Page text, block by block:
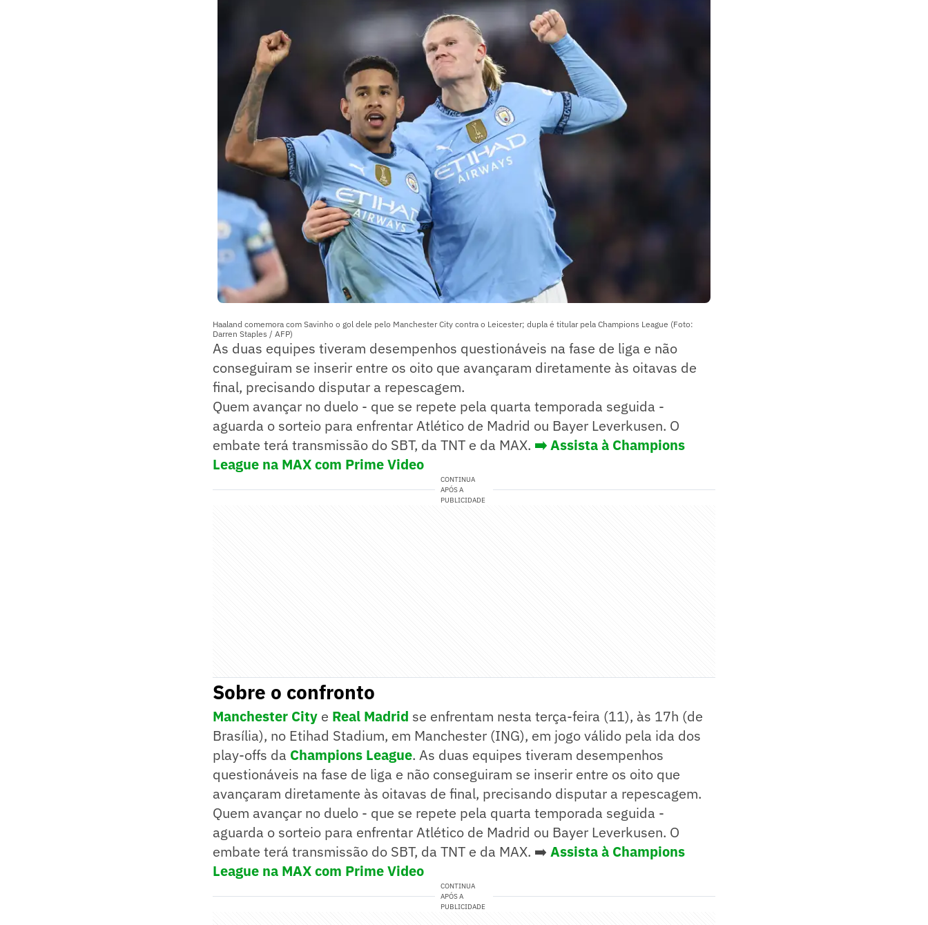
Haaland comemora com Savinho o gol dele pelo Manchester City contra o Leicester; dupla é titular pela Champions League (Foto:
Darren Staples / AFP)
As duas equipes tiveram desempenhos questionáveis na fase de liga e não
conseguiram se inserir entre os oito que avançaram diretamente às oitavas de
final, precisando disputar a repescagem.
Quem avançar no duelo - que se repete pela quarta temporada seguida -
aguarda o sorteio para enfrentar Atlético de Madrid ou Bayer Leverkusen. O
embate terá transmissão do SBT, da TNT e da MAX. ➡️ Assista à Champions
League na MAX com Prime Video
CONTINUA
APÓS A
PUBLICIDADE
Sobre o confronto
Manchester City e Real Madrid se enfrentam nesta terça-feira (11), às 17h (de
Brasília), no Etihad Stadium, em Manchester (ING), em jogo válido pela ida dos
play-offs da Champions League. As duas equipes tiveram desempenhos
questionáveis na fase de liga e não conseguiram se inserir entre os oito que
avançaram diretamente às oitavas de final, precisando disputar a repescagem.
Quem avançar no duelo - que se repete pela quarta temporada seguida -
aguarda o sorteio para enfrentar Atlético de Madrid ou Bayer Leverkusen. O
embate terá transmissão do SBT, da TNT e da MAX. ➡️ Assista à Champions
League na MAX com Prime Video
CONTINUA
APÓS A
PUBLICIDADE